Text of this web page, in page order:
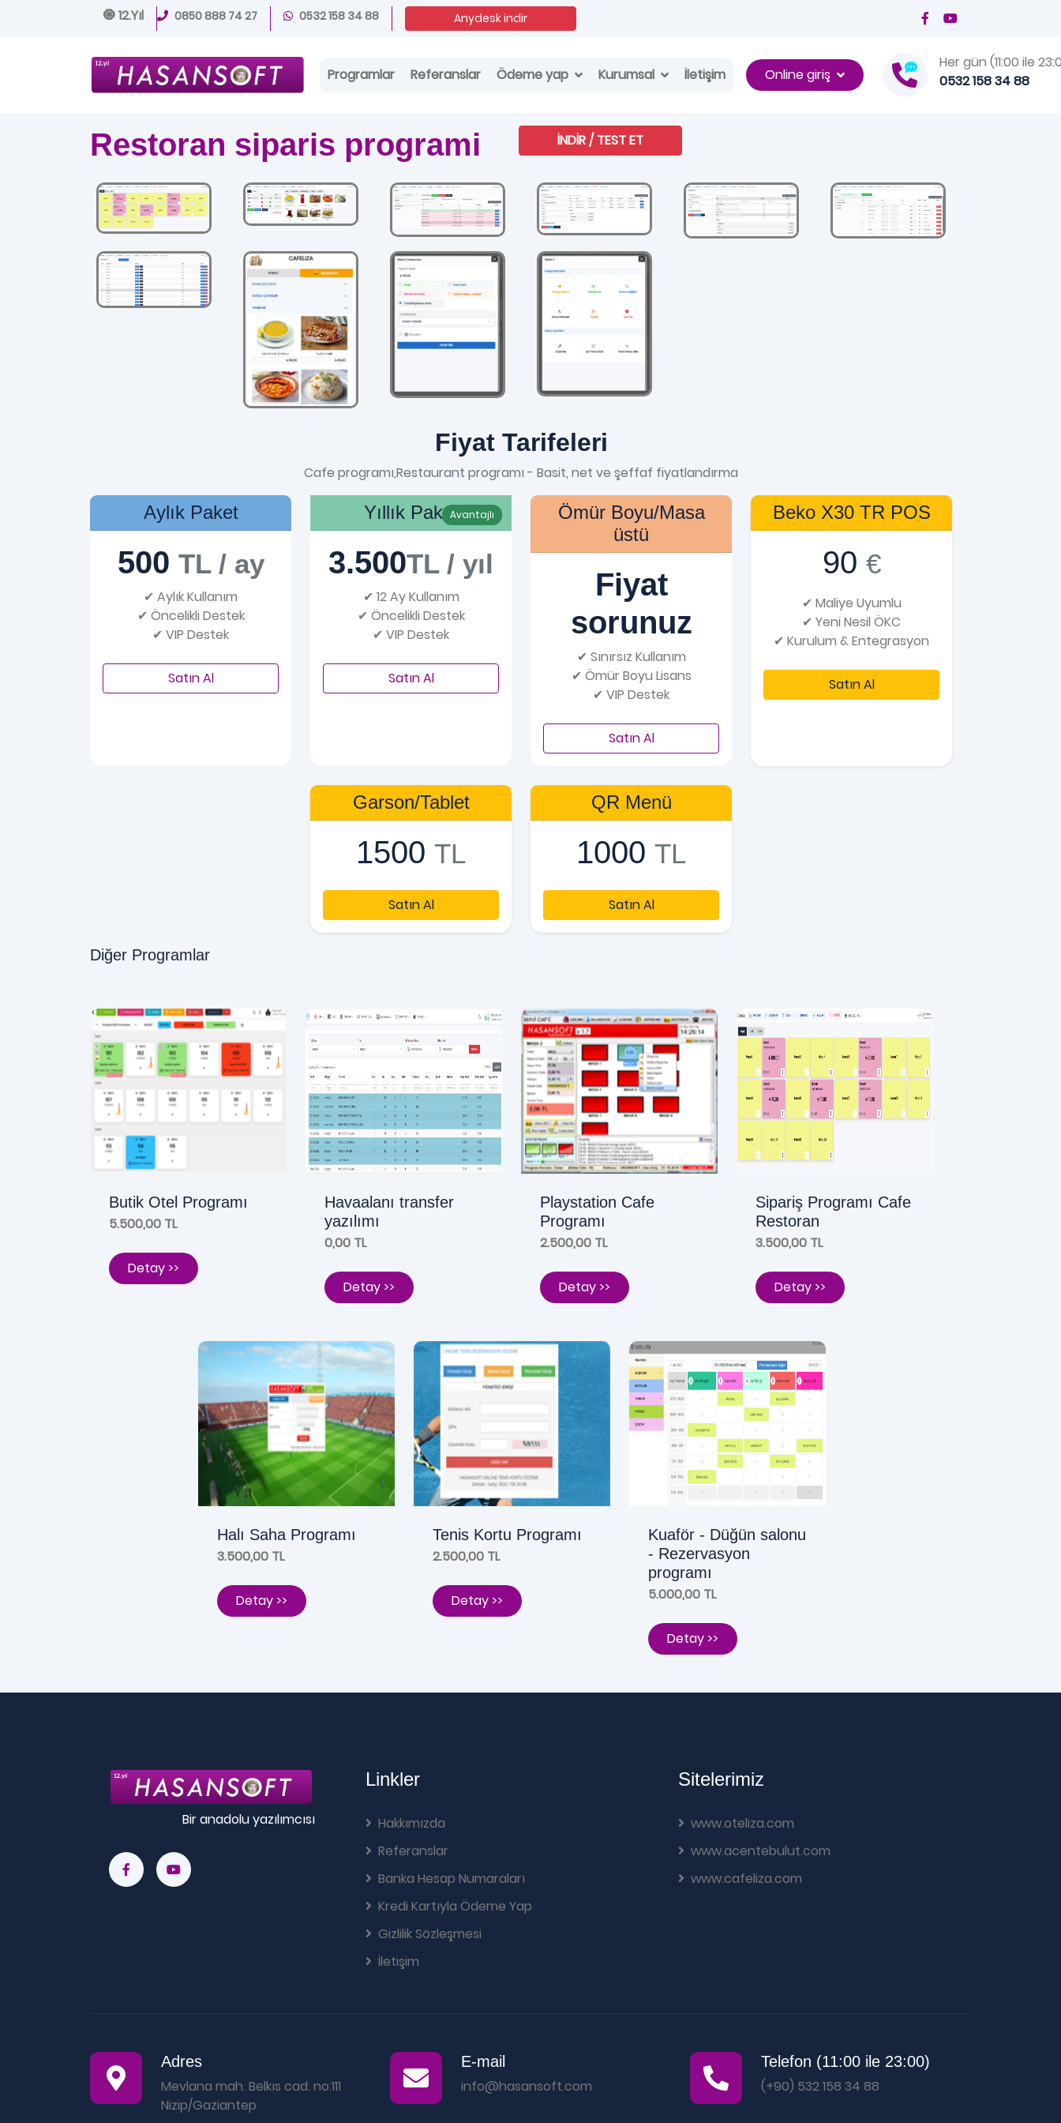
🧿 12.Yıl 0850 888 74 27 0532 158 34 88 Anydesk indir
Programlar Referanslar Ödeme yap Kurumsal İletişim Online giriş
Her gün (11:00 ile
0532 158 34 88
Restoran siparis programi İNDİR / TEST ET
Fiyat Tarifeleri
Cafe programı,Restaurant programı - Basit, net ve şeffaf fiyatlandırma
Aylık Paket
500 TL / ay
✔ Aylık Kullanım
✔ Öncelikli Destek
✔ VIP Destek
Satın Al
Avantajlı
Yıllık Paket
3.500TL / yıl
✔ 12 Ay Kullanım
✔ Öncelikli Destek
✔ VIP Destek
Satın Al
Ömür Boyu/Masa
üstü
Fiyat
sorunuz
✔ Sınırsız Kullanım
✔ Ömür Boyu Lisans
✔ VIP Destek
Satın Al
Beko X30 TR POS
90 €
✔ Maliye Uyumlu
✔ Yeni Nesil ÖKC
✔ Kurulum & Entegrasyon
Satın Al
Garson/Tablet
1500 TL
Satın Al
QR Menü
1000 TL
Satın Al
Diğer Programlar
Butik Otel Programı
5.500,00 TL
Detay >>
Havaalanı transfer
yazılımı
0,00 TL
Detay >>
Playstation Cafe
Programı
2.500,00 TL
Detay >>
Sipariş Programı Cafe
Restoran
3.500,00 TL
Detay >>
Halı Saha Programı
3.500,00 TL
Detay >>
Tenis Kortu Programı
2.500,00 TL
Detay >>
Kuaför - Düğün salonu
- Rezervasyon
programı
5.000,00 TL
Detay >>
Bir anadolu yazılımcısı
Linkler
Hakkımızda
Referanslar
Banka Hesap Numaraları
Kredi Kartıyla Ödeme Yap
Gizlilik Sözleşmesi
İletişim
Sitelerimiz
www.oteliza.com
www.acentebulut.com
www.cafeliza.com
Adres
Mevlana mah. Belkıs cad. no:111
Nizip/Gaziantep
E-mail
info@hasansoft.com
Telefon (11:00 ile 23:00)
(+90) 532 158 34 88